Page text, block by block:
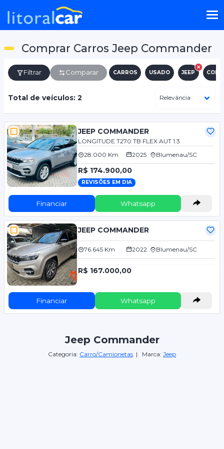
Comprar Carros Jeep Commander
Filtrar Comparar CARROS USADO JEEP
Total de veículos: 2
JEEP COMMANDER
LONGITUDE T270 TB FLEX AUT 1.3
28.000 Km
2025 Blumenau/SC
R$ 174.900,00
REVISÕES EM DIA
Financiar Whatsapp
JEEP COMMANDER
76.645 Km 2022 Blumenau/SC
R$ 167.000,00
Financiar Whatsapp
Jeep Commander
Categoria: Carro/Camionetas | Marca: Jeep